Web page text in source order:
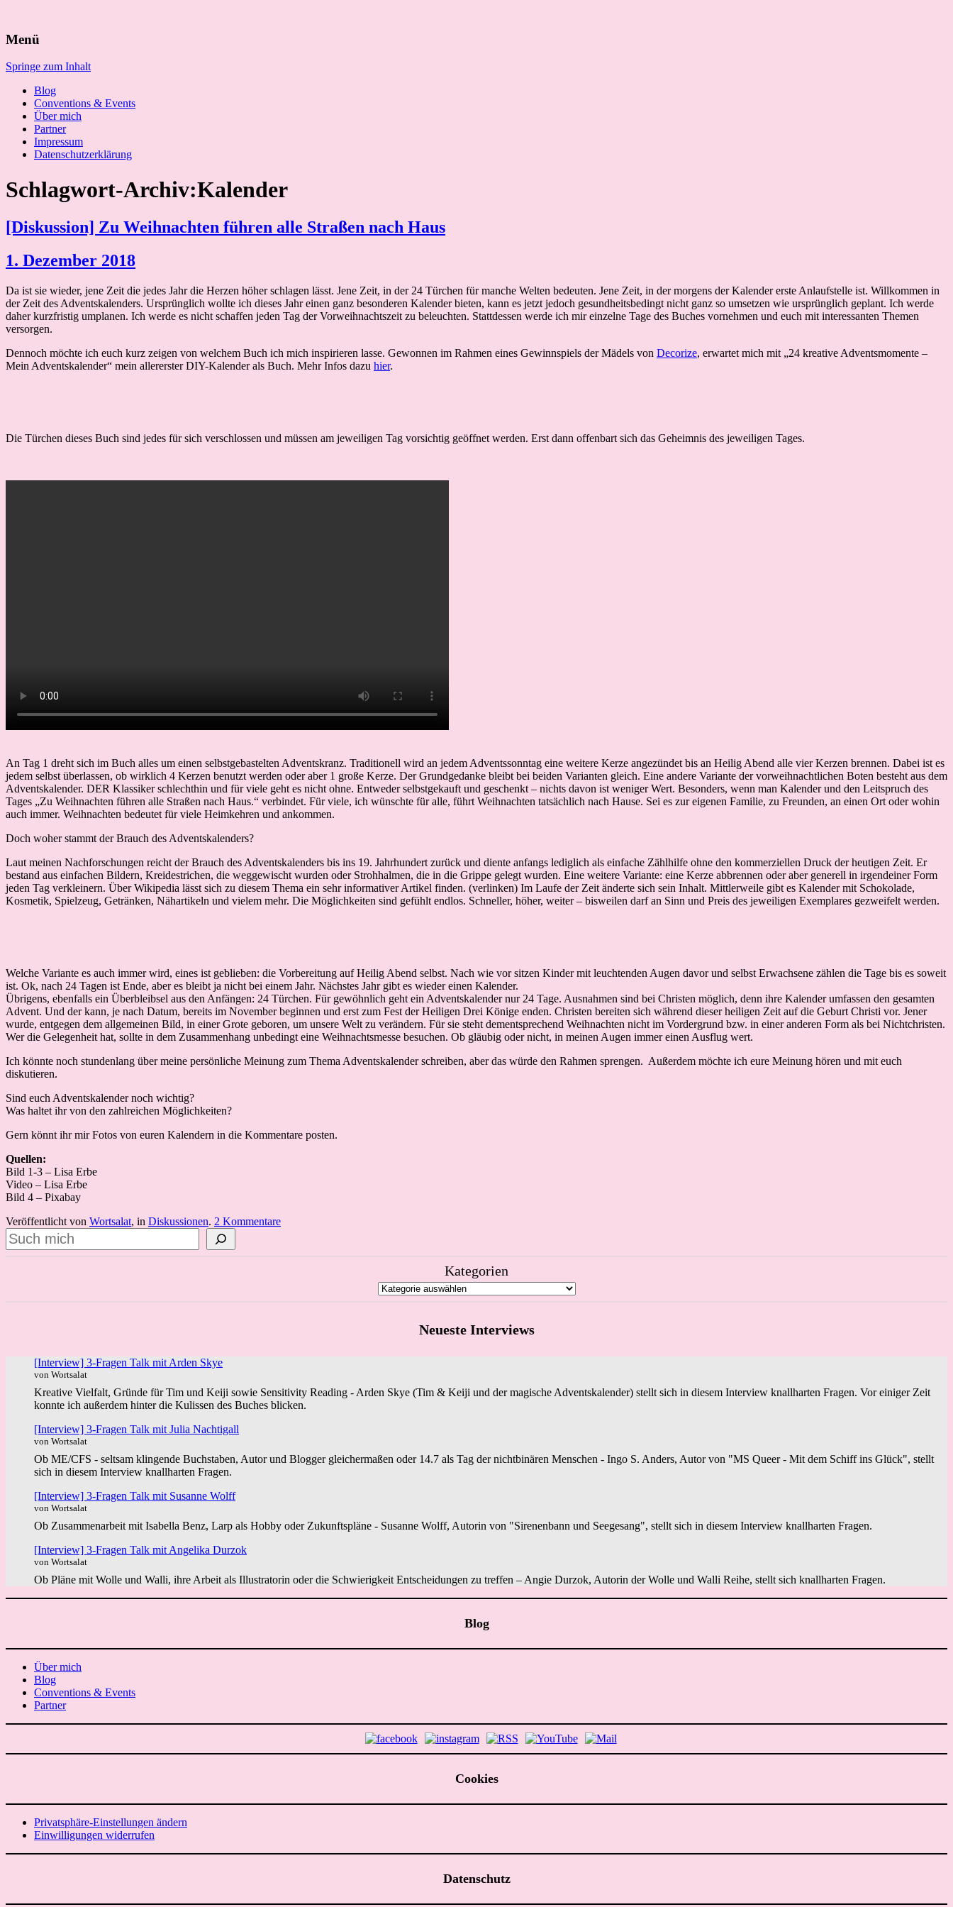
nach:
Menü
Springe zum Inhalt
Blog
Conventions & Events
Über mich
Partner
Impressum
Datenschutzerklärung
Schlagwort-Archiv:Kalender
[Diskussion] Zu Weihnachten führen alle Straßen nach Haus
1. Dezember 2018
Da ist sie wieder, jene Zeit die jedes Jahr die Herzen höher schlagen lässt. Jene Zeit, in der 24 Türchen für manche Welten bedeuten. Jene Zeit, in der morgens der Kalender erste Anlaufstelle ist. Willkommen in
der Zeit des Adventskalenders. Ursprünglich wollte ich dieses Jahr einen ganz besonderen Kalender bieten, kann es jetzt jedoch gesundheitsbedingt nicht ganz so umsetzen wie ursprünglich geplant. Ich werde
daher kurzfristig umplanen. Ich werde es nicht schaffen jeden Tag der Vorweihnachtszeit zu beleuchten. Stattdessen werde ich mir einzelne Tage des Buches vornehmen und euch mit interessanten Themen
versorgen.
Dennoch möchte ich euch kurz zeigen von welchem Buch ich mich inspirieren lasse. Gewonnen im Rahmen eines Gewinnspiels der Mädels von Decorize, erwartet mich mit „24 kreative Adventsmomente –
Mein Adventskalender“ mein allererster DIY-Kalender als Buch. Mehr Infos dazu hier.
Die Türchen dieses Buch sind jedes für sich verschlossen und müssen am jeweiligen Tag vorsichtig geöffnet werden. Erst dann offenbart sich das Geheimnis des jeweiligen Tages.
An Tag 1 dreht sich im Buch alles um einen selbstgebastelten Adventskranz. Traditionell wird an jedem Adventssonntag eine weitere Kerze angezündet bis an Heilig Abend alle vier Kerzen brennen. Dabei ist es
jedem selbst überlassen, ob wirklich 4 Kerzen benutzt werden oder aber 1 große Kerze. Der Grundgedanke bleibt bei beiden Varianten gleich. Eine andere Variante der vorweihnachtlichen Boten besteht aus dem
Adventskalender. DER Klassiker schlechthin und für viele geht es nicht ohne. Entweder selbstgekauft und geschenkt – nichts davon ist weniger Wert. Besonders, wenn man Kalender und den Leitspruch des
Tages „Zu Weihnachten führen alle Straßen nach Haus.“ verbindet. Für viele, ich wünschte für alle, führt Weihnachten tatsächlich nach Hause. Sei es zur eigenen Familie, zu Freunden, an einen Ort oder wohin
auch immer. Weihnachten bedeutet für viele Heimkehren und ankommen.
Doch woher stammt der Brauch des Adventskalenders?
Laut meinen Nachforschungen reicht der Brauch des Adventskalenders bis ins 19. Jahrhundert zurück und diente anfangs lediglich als einfache Zählhilfe ohne den kommerziellen Druck der heutigen Zeit. Er
bestand aus einfachen Bildern, Kreidestrichen, die weggewischt wurden oder Strohhalmen, die in die Grippe gelegt wurden. Eine weitere Variante: eine Kerze abbrennen oder aber generell in irgendeiner Form
jeden Tag verkleinern. Über Wikipedia lässt sich zu diesem Thema ein sehr informativer Artikel finden. (verlinken) Im Laufe der Zeit änderte sich sein Inhalt. Mittlerweile gibt es Kalender mit Schokolade,
Kosmetik, Spielzeug, Getränken, Nähartikeln und vielem mehr. Die Möglichkeiten sind gefühlt endlos. Schneller, höher, weiter – bisweilen darf an Sinn und Preis des jeweiligen Exemplares gezweifelt werden.
Welche Variante es auch immer wird, eines ist geblieben: die Vorbereitung auf Heilig Abend selbst. Nach wie vor sitzen Kinder mit leuchtenden Augen davor und selbst Erwachsene zählen die Tage bis es soweit
ist. Ok, nach 24 Tagen ist Ende, aber es bleibt ja nicht bei einem Jahr. Nächstes Jahr gibt es wieder einen Kalender.
Übrigens, ebenfalls ein Überbleibsel aus den Anfängen: 24 Türchen. Für gewöhnlich geht ein Adventskalender nur 24 Tage. Ausnahmen sind bei Christen möglich, denn ihre Kalender umfassen den gesamten
Advent. Und der kann, je nach Datum, bereits im November beginnen und erst zum Fest der Heiligen Drei Könige enden. Christen bereiten sich während dieser heiligen Zeit auf die Geburt Christi vor. Jener
wurde, entgegen dem allgemeinen Bild, in einer Grote geboren, um unsere Welt zu verändern. Für sie steht dementsprechend Weihnachten nicht im Vordergrund bzw. in einer anderen Form als bei Nichtchristen.
Wer die Gelegenheit hat, sollte in dem Zusammenhang unbedingt eine Weihnachtsmesse besuchen. Ob gläubig oder nicht, in meinen Augen immer einen Ausflug wert.
Ich könnte noch stundenlang über meine persönliche Meinung zum Thema Adventskalender schreiben, aber das würde den Rahmen sprengen. Außerdem möchte ich eure Meinung hören und mit euch
diskutieren.
Sind euch Adventskalender noch wichtig?
Was haltet ihr von den zahlreichen Möglichkeiten?
Gern könnt ihr mir Fotos von euren Kalendern in die Kommentare posten.
Quellen:
Bild 1-3 – Lisa Erbe
Video – Lisa Erbe
Bild 4 – Pixabay
Veröffentlicht von Wortsalat, in Diskussionen. 2 Kommentare
Suchen
Kategorien
Neueste Interviews
[Interview] 3-Fragen Talk mit Arden Skye
von Wortsalat
Kreative Vielfalt, Gründe für Tim und Keiji sowie Sensitivity Reading - Arden Skye (Tim & Keiji und der magische Adventskalender) stellt sich in diesem Interview knallharten Fragen. Vor einiger Zeit
konnte ich außerdem hinter die Kulissen des Buches blicken.
[Interview] 3-Fragen Talk mit Julia Nachtigall
von Wortsalat
Ob ME/CFS - seltsam klingende Buchstaben, Autor und Blogger gleichermaßen oder 14.7 als Tag der nichtbinären Menschen - Ingo S. Anders, Autor von "MS Queer - Mit dem Schiff ins Glück", stellt
sich in diesem Interview knallharten Fragen.
[Interview] 3-Fragen Talk mit Susanne Wolff
von Wortsalat
Ob Zusammenarbeit mit Isabella Benz, Larp als Hobby oder Zukunftspläne - Susanne Wolff, Autorin von "Sirenenbann und Seegesang", stellt sich in diesem Interview knallharten Fragen.
[Interview] 3-Fragen Talk mit Angelika Durzok
von Wortsalat
Ob Pläne mit Wolle und Walli, ihre Arbeit als Illustratorin oder die Schwierigkeit Entscheidungen zu treffen – Angie Durzok, Autorin der Wolle und Walli Reihe, stellt sich knallharten Fragen.
Blog
Über mich
Blog
Conventions & Events
Partner
Cookies
Privatsphäre-Einstellungen ändern
Einwilligungen widerrufen
Datenschutz